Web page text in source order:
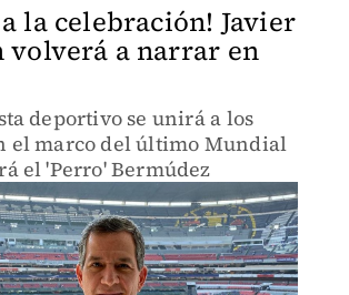
a la celebración! Javier
volverá a narrar en
deportivo se unirá a los
el marco del último Mundial
el 'Perro' Bermúdez